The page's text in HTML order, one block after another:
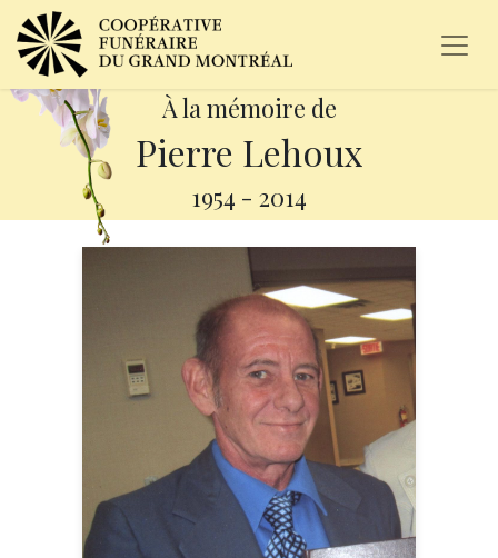
À la mémoire de
Pierre Lehoux
1954 - 2014